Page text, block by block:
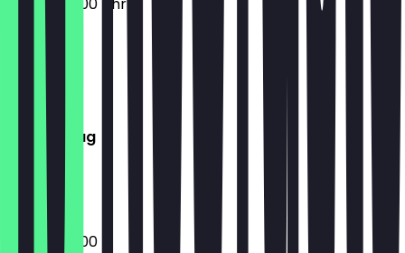
Montag
Dienstag
Donnerstag
Freitag
Samstag
Sonntag
09:30 - 20:00